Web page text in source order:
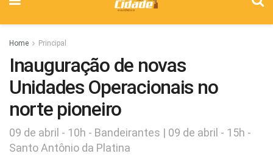
Home Principal
Inauguração de novas
Unidades Operacionais no
norte pioneiro
09 de abril - 10h - Bandeirantes | 09 de abril - 15h -
Santo Antônio da Platina